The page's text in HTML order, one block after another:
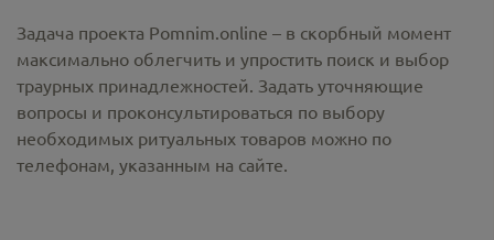
Задача проекта Pomnim.online – в скорбный момент
максимально облегчить и упростить поиск и выбор
траурных принадлежностей. Задать уточняющие
вопросы и проконсультироваться по выбору
необходимых ритуальных товаров можно по
телефонам, указанным на сайте.